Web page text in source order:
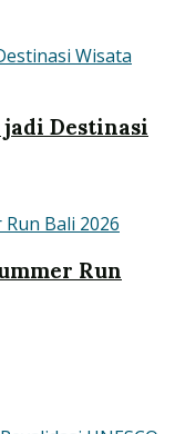
jadi Destinasi
Run